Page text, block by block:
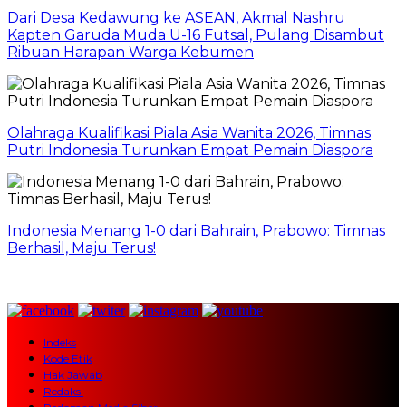
Dari Desa Kedawung ke ASEAN, Akmal Nashru
Kapten Garuda Muda U-16 Futsal, Pulang Disambut
Ribuan Harapan Warga Kebumen
Olahraga Kualifikasi Piala Asia Wanita 2026, Timnas
Putri Indonesia Turunkan Empat Pemain Diaspora
Indonesia Menang 1-0 dari Bahrain, Prabowo: Timnas
Berhasil, Maju Terus!
Indeks
Kode Etik
Hak Jawab
Redaksi